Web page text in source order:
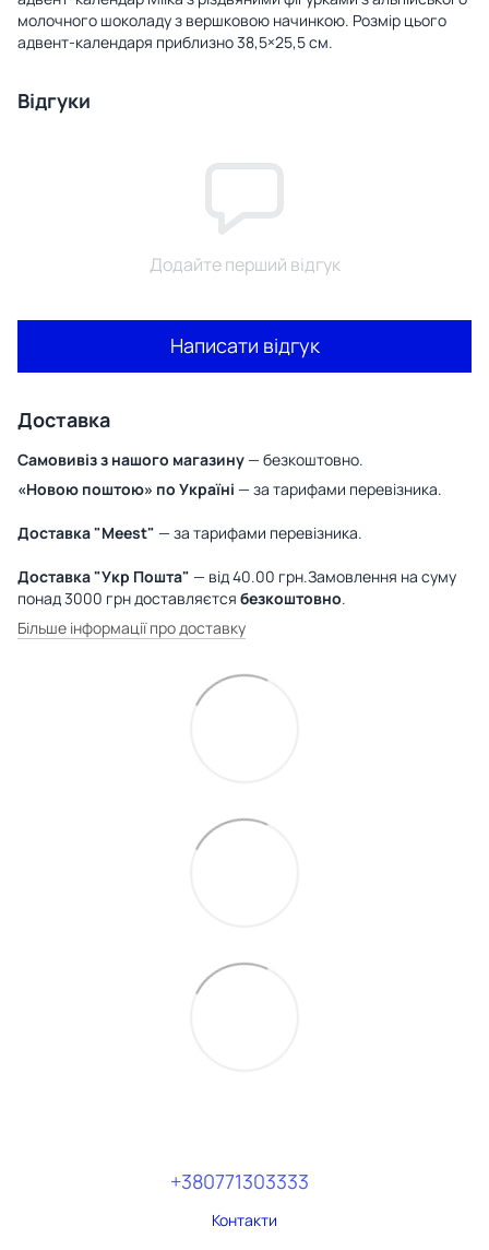
молочного шоколаду з вершковою начинкою. Розмір цього
адвент-календаря приблизно 38,5×25,5 см.
Відгуки
Додайте перший відгук
Написати відгук
Доставка
Самовивіз з нашого магазину— безкоштовно.
«Новою поштою» по Україні — за тарифами перевізника.
Доставка "Meest" — за тарифами перевізника.
Доставка "Укр Пошта" — від 40.00 грн.Замовлення на суму
понад 3000 грн доставляєтся безкоштовно.
Більше інформації про доставку
+380771303333
Контакти